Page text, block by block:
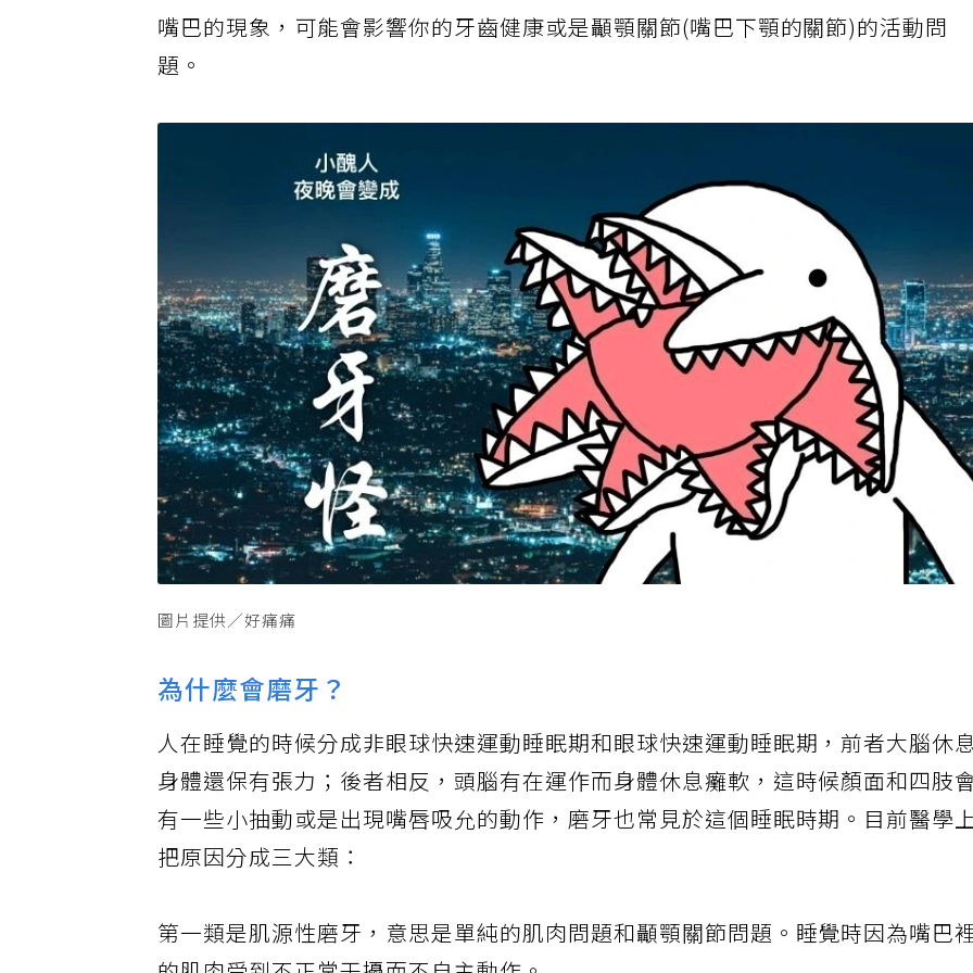
嘴巴的現象，可能會影響你的牙齒健康或是顳顎關節(嘴巴下顎的關節)的活動問
題。
為什麼會磨牙？
人在睡覺的時候分成非眼球快速運動睡眠期和眼球快速運動睡眠期，前者大腦休
身體還保有張力；後者相反，頭腦有在運作而身體休息癱軟，這時候顏面和四肢
有一些小抽動或是出現嘴唇吸允的動作，磨牙也常見於這個睡眠時期。目前醫學
把原因分成三大類：
第一類是肌源性磨牙，意思是單純的肌肉問題和顳顎關節問題。睡覺時因為嘴巴